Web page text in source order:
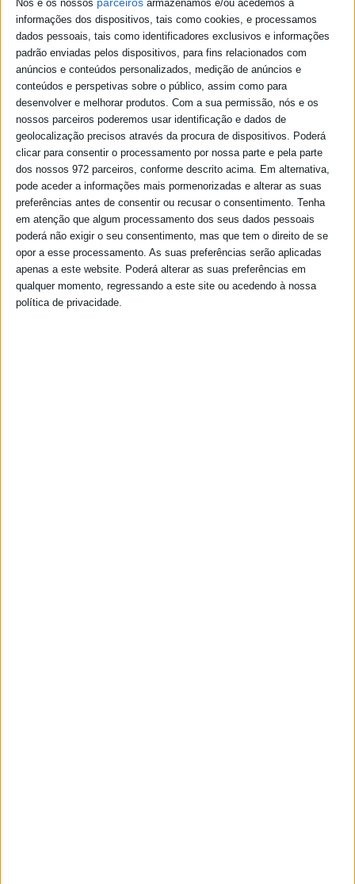
Nós e os nossos parceiros armazenamos e/ou acedemos a
informações dos dispositivos, tais como cookies, e processamos
dados pessoais, tais como identificadores exclusivos e informações
padrão enviadas pelos dispositivos, para fins relacionados com
anúncios e conteúdos personalizados, medição de anúncios e
conteúdos e perspetivas sobre o público, assim como para
desenvolver e melhorar produtos. Com a sua permissão, nós e os
nossos parceiros poderemos usar identificação e dados de
geolocalização precisos através da procura de dispositivos. Poderá
clicar para consentir o processamento por nossa parte e pela parte
dos nossos 972 parceiros, conforme descrito acima. Em alternativa,
pode aceder a informações mais pormenorizadas e alterar as suas
preferências antes de consentir ou recusar o consentimento. Tenha
em atenção que algum processamento dos seus dados pessoais
poderá não exigir o seu consentimento, mas que tem o direito de se
opor a esse processamento. As suas preferências serão aplicadas
apenas a este website. Poderá alterar as suas preferências em
qualquer momento, regressando a este site ou acedendo à nossa
política de privacidade.
Notícias